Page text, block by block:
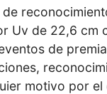
de
Uv de 22,6 cm
de
motivo por